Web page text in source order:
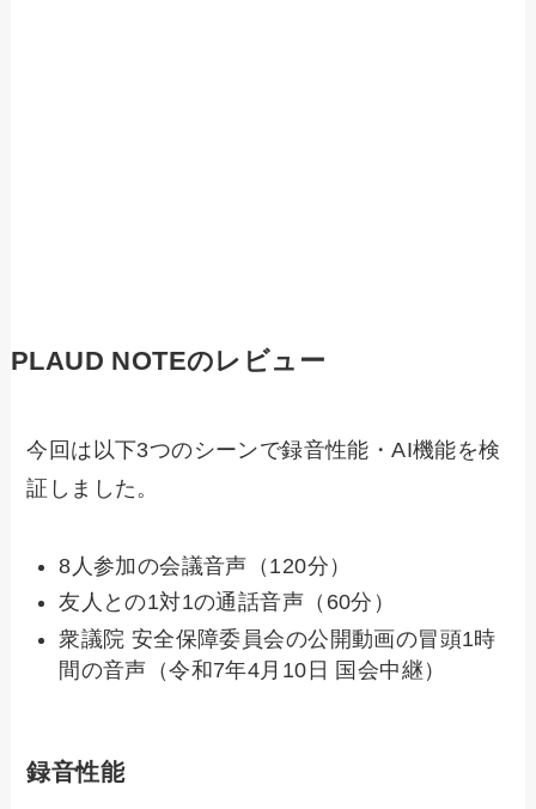
PLAUD NOTEのレビュー
今回は以下3つのシーンで録音性能・AI機能を検
証しました。
8人参加の会議音声（120分）
友人との1対1の通話音声（60分）
衆議院 安全保障委員会の公開動画の冒頭1時
間の音声（令和7年4月10日 国会中継）
録音性能